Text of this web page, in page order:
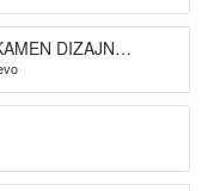
DIZAJN